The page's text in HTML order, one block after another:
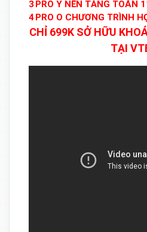
3 PRO Y NỀN TẢNG TOÁN
4PRO O CHƯƠNG TRÌNH
CHỈ 699K SỞ HỮU
TẠI